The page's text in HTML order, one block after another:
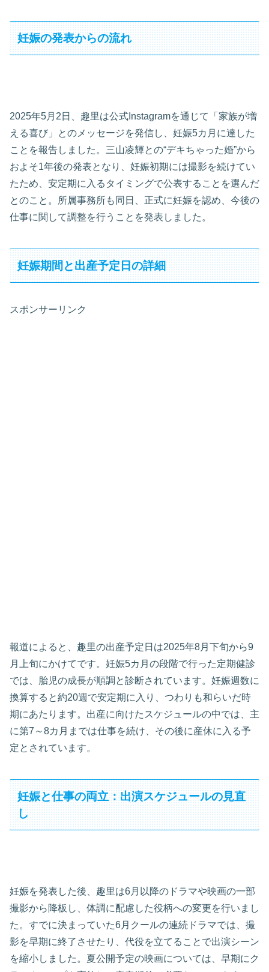
妊娠の発表からの流れ
2025年5月2日、趣里は公式Instagramを通じて「家族が増
える喜び」とのメッセージを発信し、妊娠5カ月に達した
ことを報告しました。三山凌輝との“デキちゃった婚”から
およそ1年後の発表となり、妊娠初期には撮影を続けてい
たため、安定期に入るタイミングで公表することを選んだ
とのこと。所属事務所も同日、正式に妊娠を認め、今後の
仕事に関して調整を行うことを発表しました。
妊娠期間と出産予定日の詳細
スポンサーリンク
報道によると、趣里の出産予定日は2025年8月下旬から9
月上旬にかけてです。妊娠5カ月の段階で行った定期健診
では、胎児の成長が順調と診断されています。妊娠週数に
換算すると約20週で安定期に入り、つわりも和らいだ時
期にあたります。出産に向けたスケジュールの中では、主
に第7～8カ月までは仕事を続け、その後に産休に入る予
定とされています。
妊娠と仕事の両立：出演スケジュールの見直
し
妊娠を発表した後、趣里は6月以降のドラマや映画の一部
撮影から降板し、体調に配慮した役柄への変更を行いまし
た。すでに決まっていた6月クールの連続ドラマでは、撮
影を早期に終了させたり、代役を立てることで出演シーン
を縮小しました。夏公開予定の映画については、早期にク